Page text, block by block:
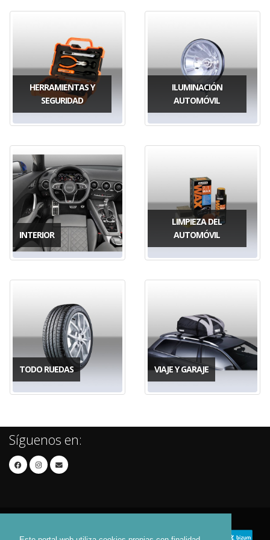
HERRAMIENTAS Y
SEGURIDAD
ILUMINACIÓN
AUTOMÓVIL
INTERIOR
LIMPIEZA DEL
AUTOMÓVIL
TODO RUEDAS VIAJE Y GARAJE
Síguenos en: